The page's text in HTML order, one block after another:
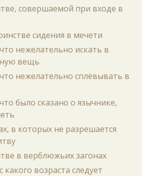
совершаемой при входе в
сидения в мечети
нежелательно искать в
вещь
нежелательно сплёвывать в
было сказано о язычнике,
в которых не разрешается
в верблюжьих загонах
какого возраста следует